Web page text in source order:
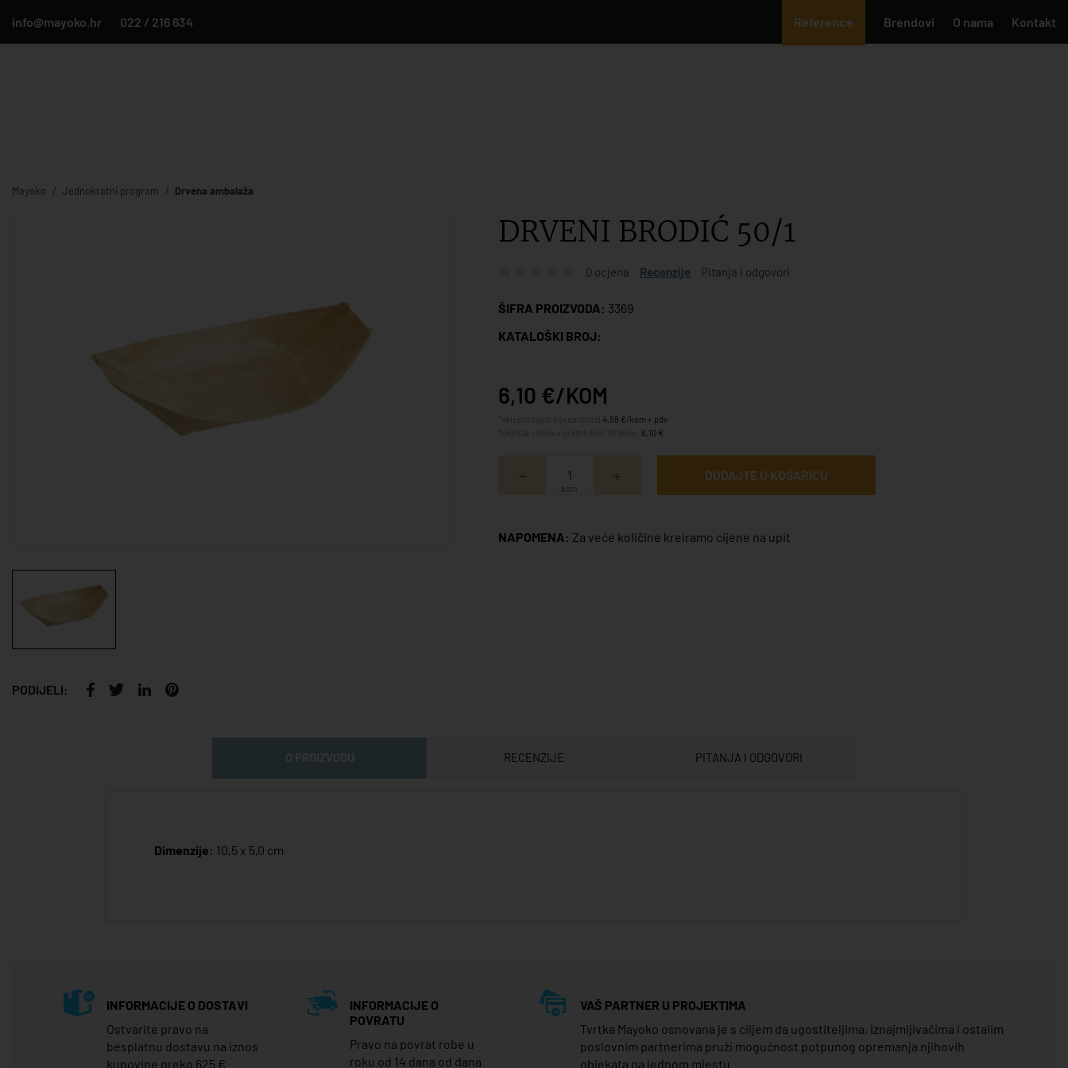
info@mayoko.hr 022 / 216 634 Reference Brendovi O nama Kontakt
Mayoko Jednokratni program Drvena ambalaža
PODIJELI:
DRVENI BRODIĆ 50/1
0 ocjena Recenzije Pitanja i odgovori
ŠIFRA PROIZVODA: 3369
KATALOŠKI BROJ:
6,10 €/KOM
4,88 €/kom + pdv
6,10 €
kom
DODAJTE U KOŠARICU
NAPOMENA: Za veće količine kreiramo cijene na upit
RECENZIJE PITANJA I ODGOVORI
Dimenzije: 10,5 x 5,0 cm
INFORMACIJE O DOSTAVI
Ostvarite pravo na
besplatnu dostavu na iznos
kupovine preko 625 €
INFORMACIJE O
POVRATU
Pravo na povrat robe u
roku od 14 dana od dana
VAŠ PARTNER U PROJEKTIMA
Tvrtka Mayoko osnovana je s ciljem da ugostiteljima, iznajmljivačima i ostalim
poslovnim partnerima pruži mogućnost potpunog opremanja njihovih
objekata na jednom mjestu